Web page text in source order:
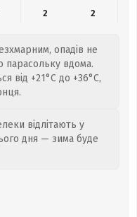
2 2
опадів не
парасольку вдома.
від +21°C до +36°C,
відлітають у
дня — зима буде